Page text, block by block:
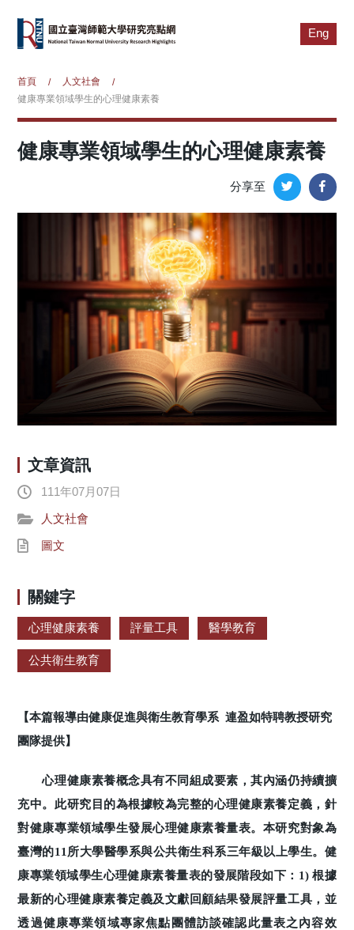
Eng
首頁 / 人文社會
/
健康專業領域學生的心理健康素養
健康專業領域學生的心理健康素養
分享至
文章資訊
111年07月07日
人文社會
圖文
關鍵字
心理健康素養 評量工具 醫學教育
公共衛生教育
【本篇報導由健康促進與衛生教育學系 連盈如特聘教授研究
團隊提供】
心理健康素養概念具有不同組成要素，其內涵仍持續擴
充中。此研究目的為根據較為完整的心理健康素養定義，針
對健康專業領域學生發展心理健康素養量表。本研究對象為
臺灣的11所大學醫學系與公共衛生科系三年級以上學生。健
康專業領域學生心理健康素養量表的發展階段如下：1) 根據
最新的心理健康素養定義及文獻回顧結果發展評量工具，並
透過健康專業領域專家焦點團體訪談確認此量表之內容效